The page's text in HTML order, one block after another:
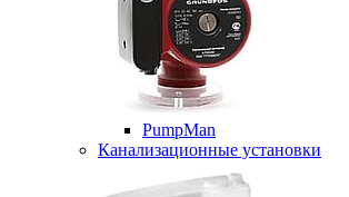
PumpMan
Канализационные установки